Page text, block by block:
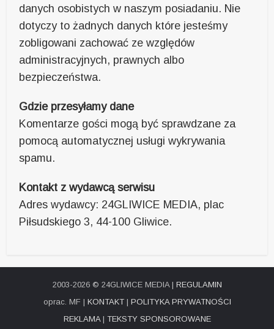
danych osobistych w naszym posiadaniu. Nie
dotyczy to żadnych danych które jesteśmy
zobligowani zachować ze względów
administracyjnych, prawnych albo
bezpieczeństwa.
Gdzie przesyłamy dane
Komentarze gości mogą być sprawdzane za
pomocą automatycznej usługi wykrywania
spamu.
Kontakt z wydawcą serwisu
Adres wydawcy: 24GLIWICE MEDIA, plac
Piłsudskiego 3, 44-100 Gliwice.
2003-2026 © 24GLIWICE MEDIA | REGULAMIN
oprac. MF | KONTAKT| POLITYKA PRYWATNOŚCI
REKLAMA| TEKSTY SPONSOROWANE